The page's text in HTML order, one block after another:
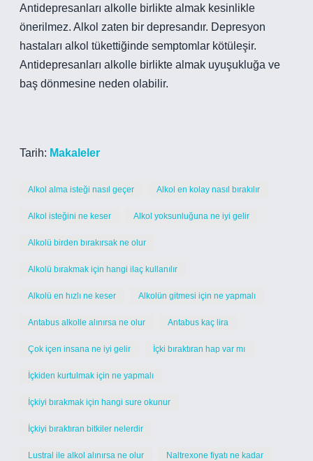
Antidepresanları alkolle birlikte almak kesinlikle
önerilmez. Alkol zaten bir depresandır. Depresyon
hastaları alkol tükettiğinde semptomlar kötüleşir.
Antidepresanları alkolle birlikte almak uyuşukluğa ve
baş dönmesine neden olabilir.
Tarih: Makaleler
Alkol alma isteği nasıl geçer Alkol en kolay nasıl bırakılır
Alkol isteğini ne keser Alkol yoksunluğuna ne iyi gelir
Alkolü birden bırakırsak ne olur
Alkolü bırakmak için hangi ilaç kullanılır
Alkolü en hızlı ne keser Alkolün gitmesi için ne yapmalı
Antabus alkolle alınırsa ne olur Antabus kaç lira
Çok içen insana ne iyi gelir İçki bıraktıran hap var mı
İçkiden kurtulmak için ne yapmalı
İçkiyi bırakmak için hangi sure okunur
İçkiyi bıraktıran bitkiler nelerdir
Lustral ile alkol alınırsa ne olur Naltrexone fiyatı ne kadar